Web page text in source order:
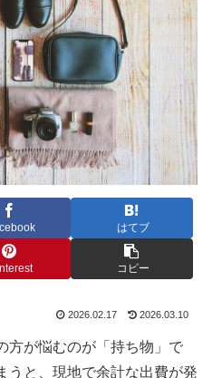
はてブ
コピー
2026.02.17 2026.03.10
方が悩むのが「持ち物」で
うと、現地で余計な出費が発